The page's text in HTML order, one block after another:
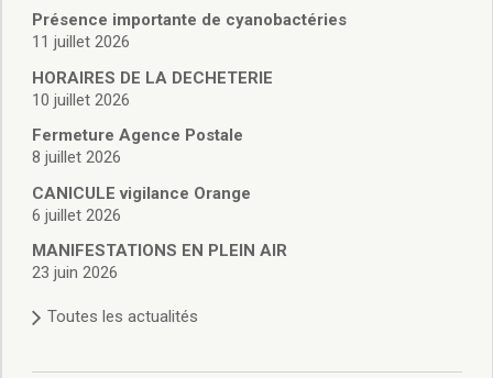
Services en ligne
Licences boissons
Cadastre
Actes d’état civil
Budget de Fonctionnement
Budget d’Investissement
Conseils municipaux
Règlement du conseil municipal
Délibérations 2025
Présence importante de cyanobactéries
11 juillet 2026
HORAIRES DE LA DECHETERIE
10 juillet 2026
Fermeture Agence Postale
8 juillet 2026
CANICULE vigilance Orange
6 juillet 2026
MANIFESTATIONS EN PLEIN AIR
23 juin 2026
Toutes les actualités